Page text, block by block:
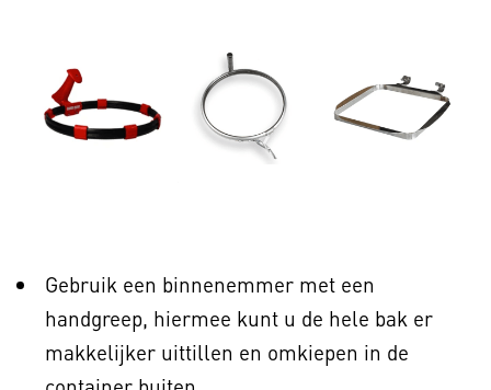
Gebruik een binnenemmer met een
handgreep, hiermee kunt u de hele bak er
makkelijker uittillen en omkiepen in de